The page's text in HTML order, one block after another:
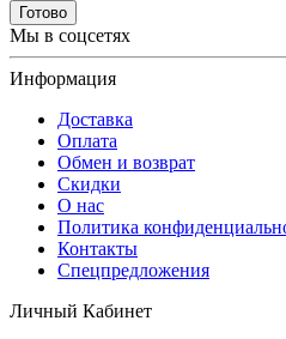
Готово
Мы в соцсетях
Информация
Доставка
Оплата
Обмен и возврат
Скидки
О нас
Политика
Контакты
Спецпредложения
Личный Кабинет